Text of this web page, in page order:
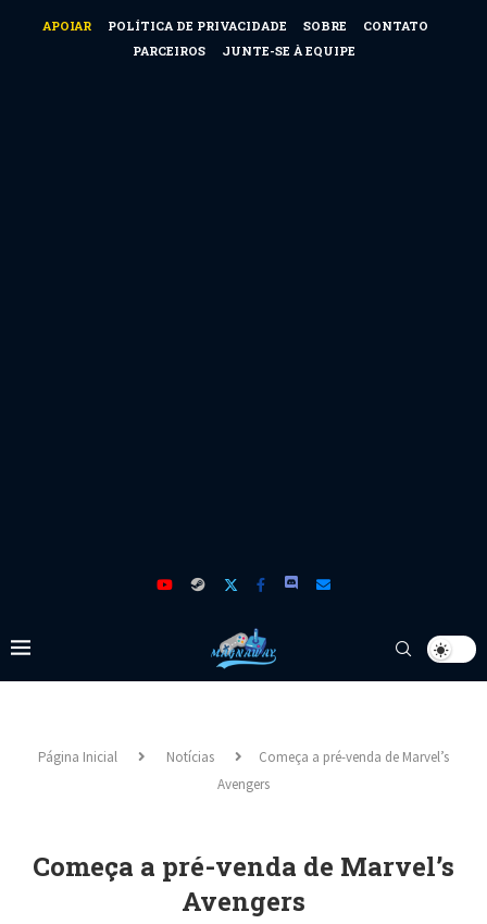
APOIAR POLÍTICA DE PRIVACIDADE SOBRE
CONTATO
PARCEIROS
JUNTE-SE À EQUIPE
Página Inicial Notícias
Começa a pré-venda de Marvel’s
Avengers
Começa a pré-venda de Marvel’s
Avengers